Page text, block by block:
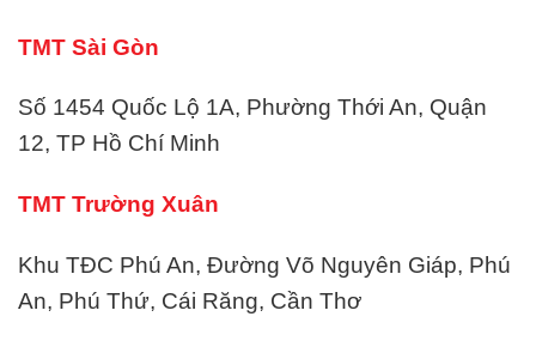
TMT Sài Gòn
Số 1454 Quốc Lộ 1A, Phường Thới An, Quận
12, TP Hồ Chí Minh
TMT Trường Xuân
Khu TĐC Phú An, Đường Võ Nguyên Giáp, Phú
An, Phú Thứ, Cái Răng, Cần Thơ